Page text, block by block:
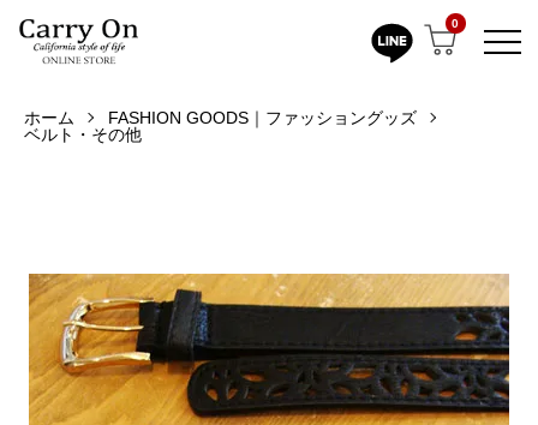
0
ホーム
FASHION GOODS｜ファッショングッズ
ベルト・その他